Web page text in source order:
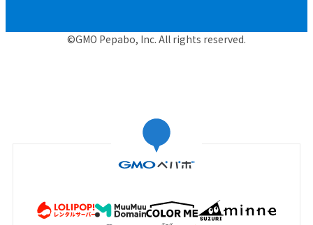
©GMO Pepabo, Inc. All rights reserved.